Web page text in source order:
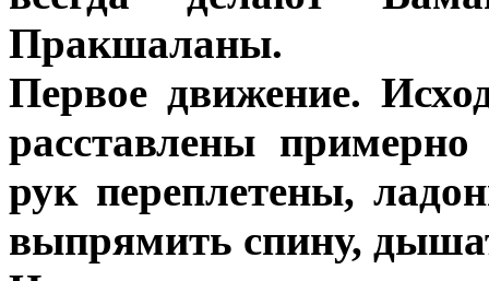
Пракшаланы.
Первое движение.
расставлены
рук переплетены,
выпрямить спину,